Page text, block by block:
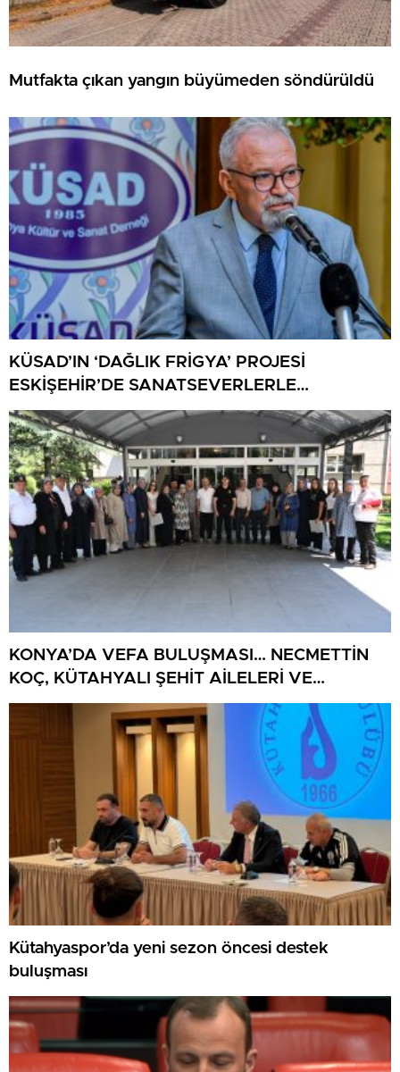
Mutfakta çıkan yangın büyümeden söndürüldü
KÜSAD’IN ‘DAĞLIK FRİGYA’ PROJESİ
ESKİŞEHİR’DE SANATSEVERLERLE
BULUŞUYOR
KONYA’DA VEFA BULUŞMASI… NECMETTİN
KOÇ, KÜTAHYALI ŞEHİT AİLELERİ VE
GAZİLERİ AĞIRLADI
Kütahyaspor’da yeni sezon öncesi destek
buluşması